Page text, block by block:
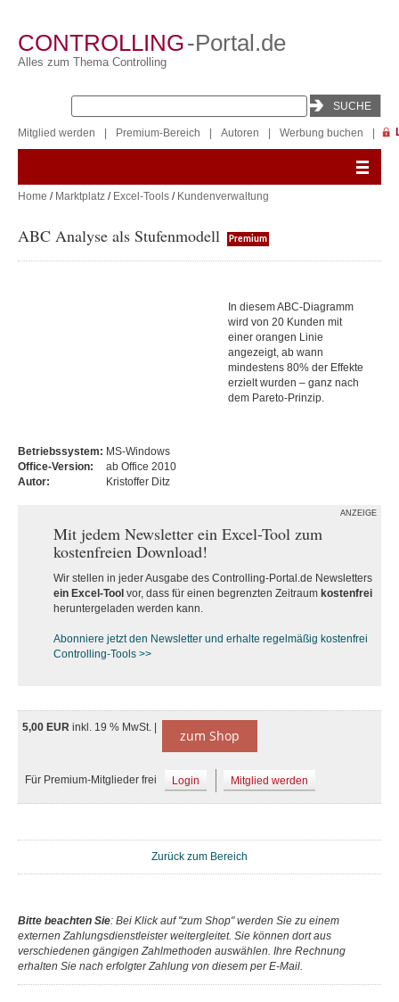
CONTROLLING-Portal.de
Alles zum Thema Controlling
Mitglied werden Premium-Bereich Autoren Werbung buchen
Home / Marktplatz / Excel-Tools / Kundenverwaltung
ABC Analyse als Stufenmodell Premium
In diesem ABC-Diagramm
wird von 20 Kunden mit
einer orangen Linie
angezeigt, ab wann
mindestens 80% der Effekte
erzielt wurden – ganz nach
dem Pareto-Prinzip.
Betriebssystem: MS-Windows
Office-Version:
ab Office 2010
Autor:
Kristoffer Ditz
ANZEIGE
Mit jedem Newsletter ein Excel-Tool zum
kostenfreien Download!
Wir stellen in jeder Ausgabe des Controlling-Portal.de Newsletters
ein Excel-Tool vor, dass für einen begrenzten Zeitraum kostenfrei
heruntergeladen werden kann.
Abonniere jetzt den Newsletter und erhalte regelmäßig kostenfrei
Controlling-Tools >>
5,00 EUR inkl. 19 % MwSt. | zum Shop
Für Premium-Mitglieder frei Login Mitglied werden
Zurück zum Bereich
Bitte beachten Sie: Bei Klick auf "zum Shop" werden Sie zu einem
externen Zahlungsdienstleister weitergleitet. Sie können dort aus
verschiedenen gängigen Zahlmethoden auswählen. Ihre Rechnung
erhalten Sie nach erfolgter Zahlung von diesem per E-Mail.